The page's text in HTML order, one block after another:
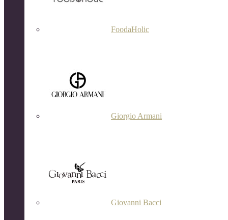
FoodaHolic
Giorgio Armani
Giovanni Bacci